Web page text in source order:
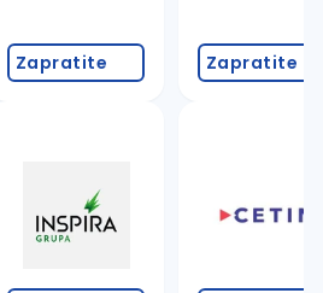
filtere pretrage
Zapratite Zapratite